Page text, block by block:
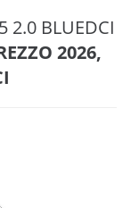
2.0 BLUEDCI
2026,